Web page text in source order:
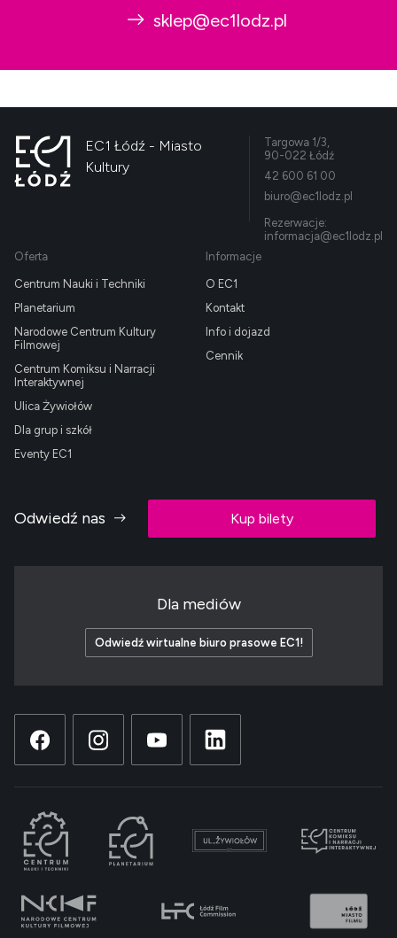
sklep@ec1lodz.pl
EC1 Łódź - Miasto
Kultury
Targowa 1/3,
90-022 Łódź
42 600 61 00
biuro@ec1lodz.pl
Rezerwacje:
informacja@ec1lodz.pl
Oferta
Centrum Nauki i Techniki
Planetarium
Narodowe Centrum Kultury
Filmowej
Centrum Komiksu i Narracji
Interaktywnej
Ulica Żywiołów
Dla grup i szkół
Eventy EC1
Informacje
O EC1
Kontakt
Info i dojazd
Cennik
Odwiedź nas Kup bilety
Dla mediów
Odwiedź wirtualne biuro prasowe EC1!